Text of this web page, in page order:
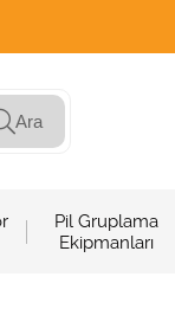
Ara
Pil Gruplama
Ekipmanları